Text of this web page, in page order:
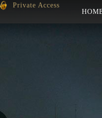
Private Access